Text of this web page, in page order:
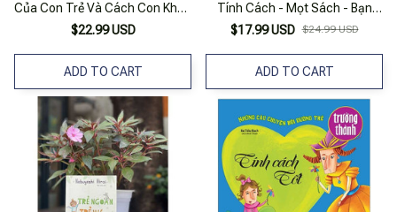
Của Con Trẻ Và Cách Con Khôn
Lớn
$22.99 USD
ADD TO CART
Tính Cách - Mọt Sách - Bạn
Sách
$17.99 USD $24.99 USD
ADD TO CART